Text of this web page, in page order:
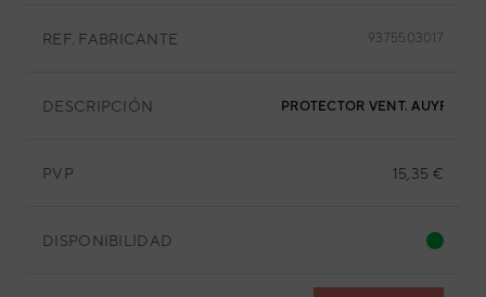
REF. FABRICANTE 9375503017
DESCRIPCIÓN PROTECTOR VENT. AUYF12LAL
PVP 15,35 €
DISPONIBILIDAD